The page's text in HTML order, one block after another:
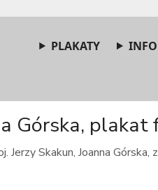
PLAKATY INFO
Górska,
Skakun, Joanna Górska,